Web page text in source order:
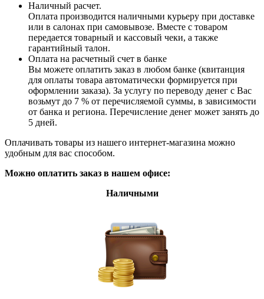
Наличный расчет.
Оплата производится наличными курьеру при доставке
или в салонах при самовывозе. Вместе с товаром
передается товарный и кассовый чеки, а также
гарантийный талон.
Оплата на расчетный счет в банке
Вы можете оплатить заказ в любом банке (квитанция
для оплаты товара автоматически формируется при
оформлении заказа). За услугу по переводу денег с Вас
возьмут до 7 % от перечисляемой суммы, в зависимости
от банка и региона. Перечисление денег может занять до
5 дней.
Оплачивать товары из нашего интернет-магазина можно
удобным для вас способом.
Можно оплатить заказ в нашем офисе:
Наличными